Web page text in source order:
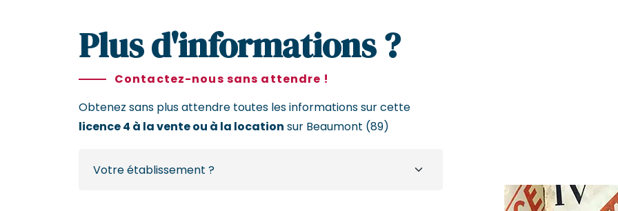
Plus d'informations ?
Contactez-nous sans attendre !
Obtenez sans plus attendre toutes les informations sur cette
licence 4 à la vente ou à la location sur Beaumont (89)